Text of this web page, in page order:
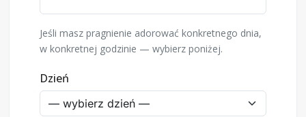
Jeśli masz pragnienie adorować konkretnego dnia,
w konkretnej godzinie — wybierz poniżej.
Dzień